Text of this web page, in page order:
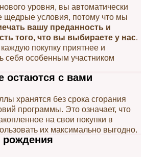
уровня, вы автоматически
щедрые условия, потому что мы
вашу преданность и
того, что вы выбираете у нас.
покупку приятнее и
себя особенным участником
остаются с вами
хранятся без срока сгорания
программы. Это означает, что
на свои покупки в
их максимально выгодно.
рождения